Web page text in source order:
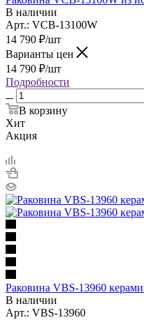
В наличии
Арт.: VCB-13100W
14 790 ₽/шт
Варианты цен
14 790 ₽/шт
Подробности
В корзину
Хит
Акция
Раковина VBS-13960
В наличии
Арт.: VBS-13960